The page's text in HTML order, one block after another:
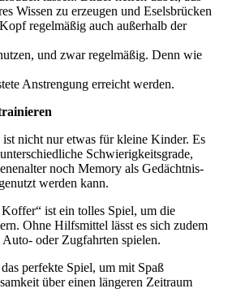
Wissen zu erzeugen und Eselsbrücken
regelmäßig auch außerhalb der
und zwar regelmäßig. Denn wie
Anstrengung erreicht werden.
nicht nur etwas für kleine Kinder. Es
Schwierigkeitsgrade,
noch Memory als Gedächtnis-
werden kann.
ist ein tolles Spiel, um die
Ohne Hilfsmittel lässt es sich zudem
oder Zugfahrten spielen.
perfekte Spiel, um mit Spaß
über einen längeren Zeitraum